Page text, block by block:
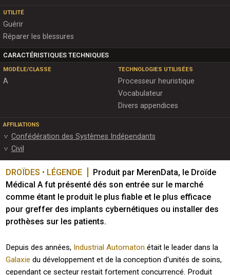
UTILITÉ
Guérir
Réparer les blessures
CARACTÉRISTIQUES TECHNIQUES
MODÈLE/CLASSE
A
TECHNOLOGIES UTILISÉES
Processeur heuristique
Vocabulateur
Divers appendices
AFFILIATIONS
Confédération des Systèmes Indépendants
Civil
DROÏDES • LÉGENDE
Produit par MerenData, le Droïde
Médical A fut présenté dés son entrée sur le marché
comme étant le produit le plus fiable et le plus efficace
pour greffer des implants cybernétiques ou installer des
prothèses sur les patients.
Depuis des années, Industrial Automaton était le leader dans la
Galaxie du développement et de la conception d'unités de soins,
cependant ce secteur restait fortement concurrencé. Produit